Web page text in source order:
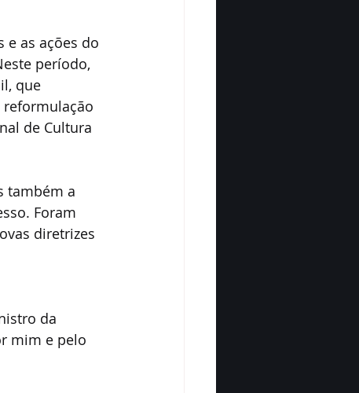
e as ações do
período,
que
reformulação
de Cultura
também a
Foram
diretrizes
da
mim e pelo